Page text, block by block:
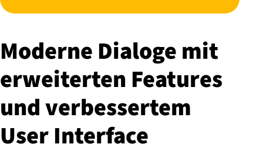
Moderne Dialoge mit
erweiterten Features
und ver­bes­ser­tem
User Interface